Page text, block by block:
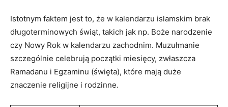
Istotnym faktem jest to, że w kalendarzu islamskim brak
długoterminowych świąt, takich jak np. Boże narodzenie
czy Nowy Rok w kalendarzu zachodnim. Muzułmanie
szczególnie celebrują początki miesięcy, zwłaszcza
Ramadanu i Egzaminu (święta), które mają duże
znaczenie religijne i rodzinne.